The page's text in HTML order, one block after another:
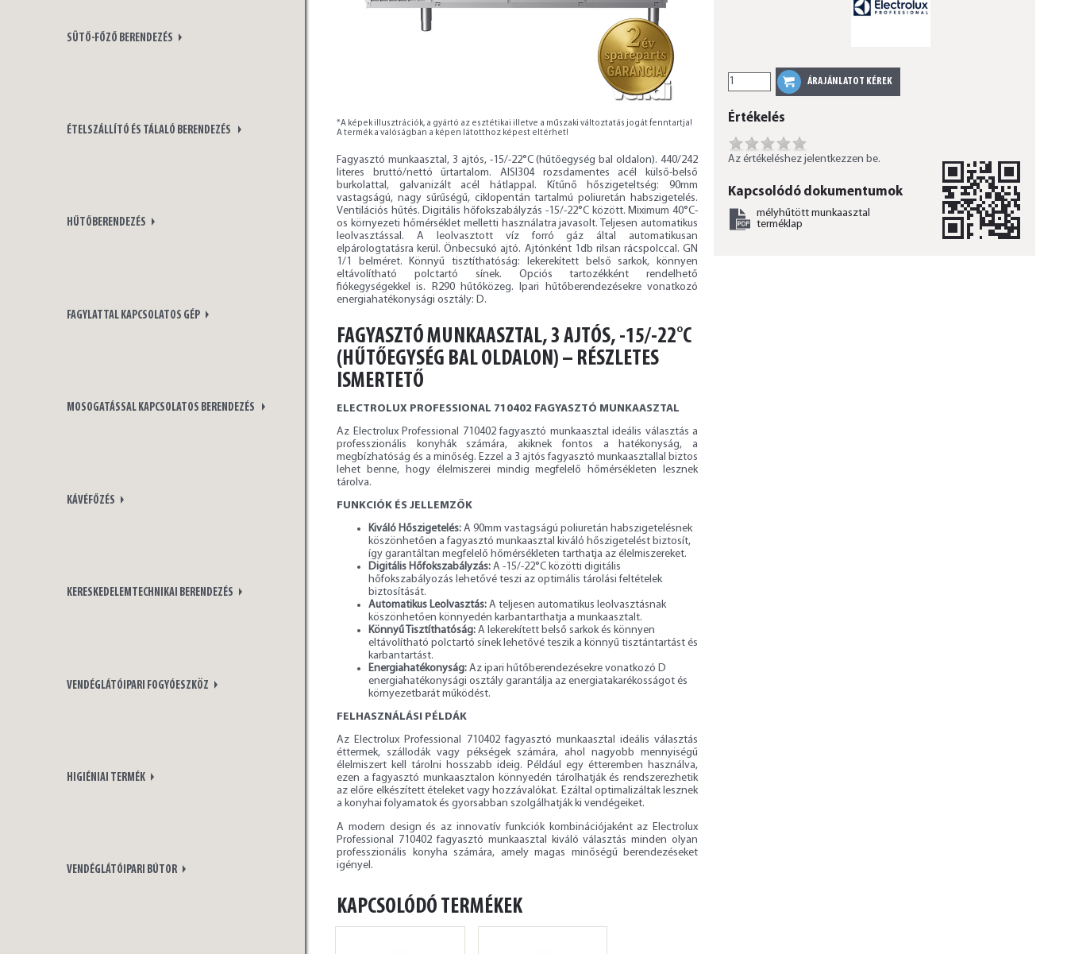
SÜTŐ-FŐZŐ BERENDEZÉS
ÉTELSZÁLLÍTÓ ÉS TÁLALÓ BERENDEZÉS
HŰTŐBERENDEZÉS
FAGYLATTAL KAPCSOLATOS GÉP
MOSOGATÁSSAL KAPCSOLATOS BERENDEZÉS
KÁVÉFŐZÉS
KERESKEDELEMTECHNIKAI BERENDEZÉS
VENDÉGLÁTÓIPARI FOGYÓESZKÖZ
HIGIÉNIAI TERMÉK
VENDÉGLÁTÓIPARI BÚTOR
*A képek illusztrációk, a gyártó az esztétikai illetve a műszaki változtatás jogát fenntartja!
A termék a valóságban a képen látotthoz képest eltérhet!
Fagyasztó munkaasztal, 3 ajtós, -15/-22°C (hűtőegység bal oldalon). 440/242
literes bruttó/nettó űrtartalom. AISI304 rozsdamentes acél külső-belső
burkolattal, galvanizált acél hátlappal. Kítűnő hőszigeteltség: 90mm
vastagságú, nagy sűrűségű, ciklopentán tartalmú poliuretán habszigetelés.
Ventilációs hűtés. Digitális hőfokszabályzás -15/-22°C között. Miximum 40°C-
os környezeti hőmérséklet melletti használatra javasolt. Teljesen automatikus
leolvasztással. A leolvasztott víz forró gáz által automatikusan
elpárologtatásra kerül. Önbecsukó ajtó. Ajtónként 1db rilsan rácspolccal. GN
1/1 belméret. Könnyű tisztíthatóság: lekerekített belső sarkok, könnyen
eltávolítható polctartó sínek. Opciós tartozékként rendelhető
fiókegységekkel is. R290 hűtőközeg. Ipari hűtőberendezésekre vonatkozó
energiahatékonysági osztály: D.
FAGYASZTÓ MUNKAASZTAL, 3 AJTÓS, -15/-22°C
(HŰTŐEGYSÉG BAL OLDALON) – RÉSZLETES
ISMERTETŐ
ELECTROLUX PROFESSIONAL 710402 FAGYASZTÓ MUNKAASZTAL
Az Electrolux Professional 710402 fagyasztó munkaasztal ideális választás a
professzionális konyhák számára, akiknek fontos a hatékonyság, a
megbízhatóság és a minőség. Ezzel a 3 ajtós fagyasztó munkaasztallal biztos
lehet benne, hogy élelmiszerei mindig megfelelő hőmérsékleten lesznek
tárolva.
FUNKCIÓK ÉS JELLEMZŐK
Kiváló Hőszigetelés: A 90mm vastagságú poliuretán habszigetelésnek
köszönhetően a fagyasztó munkaasztal kiváló hőszigetelést biztosít,
így garantáltan megfelelő hőmérsékleten tarthatja az élelmiszereket.
Digitális Hőfokszabályzás: A -15/-22°C közötti digitális
hőfokszabályozás lehetővé teszi az optimális tárolási feltételek
biztosítását.
Automatikus Leolvasztás: A teljesen automatikus leolvasztásnak
köszönhetően könnyedén karbantarthatja a munkaasztalt.
Könnyű Tisztíthatóság: A lekerekített belső sarkok és könnyen
eltávolítható polctartó sínek lehetővé teszik a könnyű tisztántartást és
karbantartást.
Energiahatékonyság: Az ipari hűtőberendezésekre vonatkozó D
energiahatékonysági osztály garantálja az energiatakarékosságot és
környezetbarát működést.
FELHASZNÁLÁSI PÉLDÁK
Az Electrolux Professional 710402 fagyasztó munkaasztal ideális választás
éttermek, szállodák vagy pékségek számára, ahol nagyobb mennyiségű
élelmiszert kell tárolni hosszabb ideig. Például egy étteremben használva,
ezen a fagyasztó munkaasztalon könnyedén tárolhatják és rendszerezhetik
az előre elkészített ételeket vagy hozzávalókat. Ezáltal optimalizáltak lesznek
a konyhai folyamatok és gyorsabban szolgálhatják ki vendégeiket.
A modern design és az innovatív funkciók kombinációjaként az Electrolux
Professional 710402 fagyasztó munkaasztal kiváló választás minden olyan
professzionális konyha számára, amely magas minőségű berendezéseket
igényel.
Értékelés
Az értékeléshez jelentkezzen be.
Kapcsolódó dokumentumok
mélyhűtött munkaasztal
terméklap
KAPCSOLÓDÓ TERMÉKEK